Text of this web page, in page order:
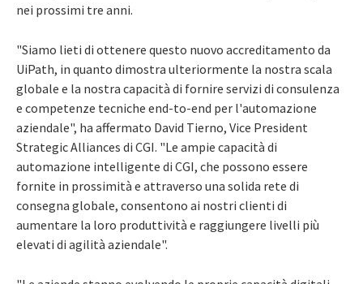
nei prossimi tre anni.
"Siamo lieti di ottenere questo nuovo accreditamento da
UiPath, in quanto dimostra ulteriormente la nostra scala
globale e la nostra capacità di fornire servizi di consulenza
e competenze tecniche end-to-end per l'automazione
aziendale", ha affermato David Tierno, Vice President
Strategic Alliances di CGI. "Le ampie capacità di
automazione intelligente di CGI, che possono essere
fornite in prossimità e attraverso una solida rete di
consegna globale, consentono ai nostri clienti di
aumentare la loro produttività e raggiungere livelli più
elevati di agilità aziendale".